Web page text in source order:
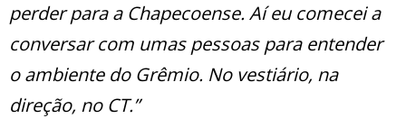
perder para a Chapecoense. Aí eu comecei a
conversar com umas pessoas para entender
o ambiente do Grêmio. No vestiário, na
direção, no CT.”